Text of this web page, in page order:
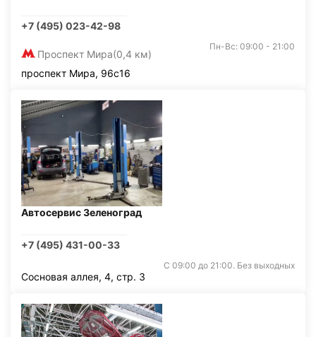
+7 (495) 023-42-98
Проспект Мира(0,4 км)
Пн-Вс: 09:00 - 21:00
проспект Мира, 96с16
Автосервис Зеленоград
+7 (495) 431-00-33
С 09:00 до 21:00. Без выходных
Сосновая аллея, 4, стр. 3